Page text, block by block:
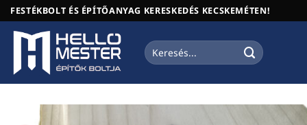
Skip
to
content
FESTÉKBOLT ÉS ÉPÍTŐANYAG KERESKEDÉS KECSKEMÉTEN!
Keresés
a